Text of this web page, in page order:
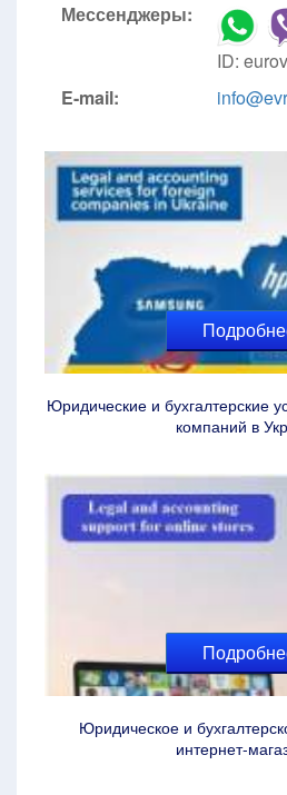
Мессенджеры:
ID:
E-mail:
Юридические и бухгалтерские
компаний в
Юридическое и
интернет-